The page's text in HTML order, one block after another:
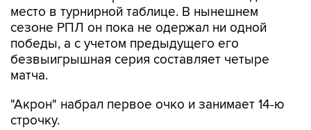
место в турнирной таблице. В нынешнем
сезоне РПЛ он пока не одержал ни одной
победы, а с учетом предыдущего его
безвыигрышная серия составляет четыре
матча.
"Акрон" набрал первое очко и занимает 14-ю
строчку.